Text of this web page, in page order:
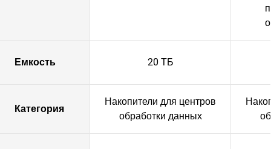
Емкость 20 ТБ
Категория
Накопители для центров
обработки данных